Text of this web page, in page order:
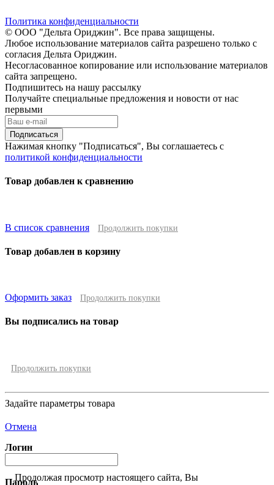
Политика конфиденциальности
© ООО "Дельта Ориджин". Все права защищены.
Любое использование материалов сайта разрешено только с
согласия Дельта Ориджин.
Несогласованное копирование или использование материалов
сайта запрещено.
Подпишитесь на нашу рассылку
Получайте специальные предложения и новости от нас
первыми
Подписаться
Нажимая кнопку "Подписаться", Вы соглашаетесь с
политикой конфиденциальности
Товар добавлен к сравнению
В список сравнения Продолжить покупки
Товар добавлен в корзину
Оформить заказ Продолжить покупки
Вы подписались на товар
Продолжить покупки
Задайте параметры товара
Отмена
Логин
Пароль
Продолжая просмотр настоящего сайта, Вы